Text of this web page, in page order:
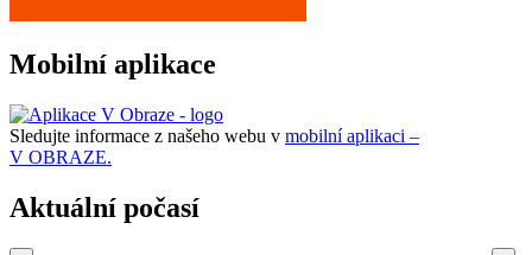
Mobilní aplikace
Sledujte informace z našeho webu v mobilní aplikaci –
V OBRAZE.
Aktuální počasí